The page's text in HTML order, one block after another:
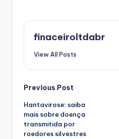
finaceiroltdabr
View All Posts
Post
navigation
Previous Post
Hantavirose: saiba
mais sobre doença
transmitida por
roedores silvestres